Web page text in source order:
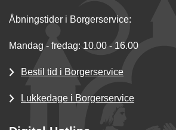
Åbningstider i Borgerservice:
Mandag - fredag: 10.00 - 16.00
Bestil tid i Borgerservice
Lukkedage i Borgerservice